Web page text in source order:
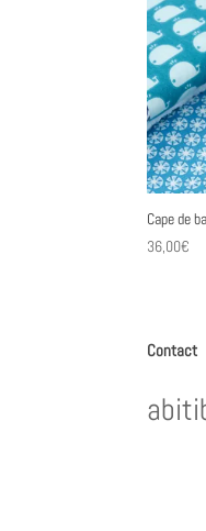
Cape de
36,00€
Contact